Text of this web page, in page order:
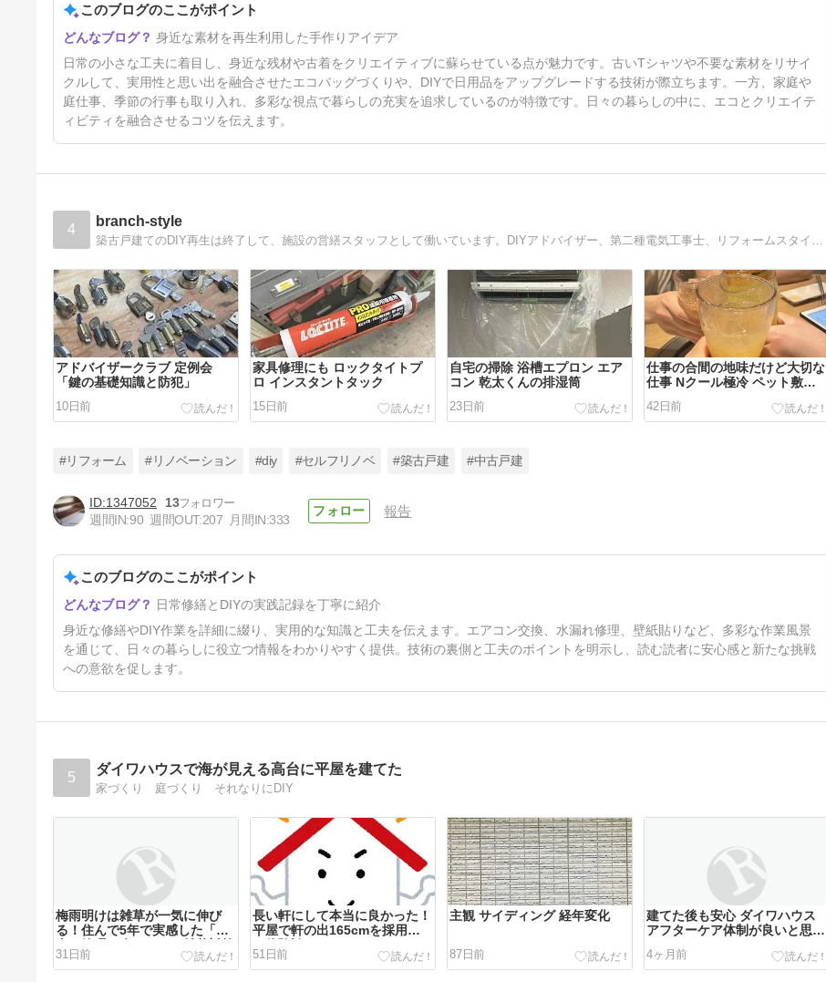
【洗濯機、洗濯棚新調】
42日前
このブログのここがポイント
身近な素材を再生利用した手作りアイデア
日常の小さな工夫に着目し、身近な残材や古着をクリエイティブに蘇らせている点が魅力です。古いTシャツや不要な素材をリサイ
クルして、実用性と思い出を融合させたエコバッグづくりや、DIYで日用品をアップグレードする技術が際立ちます。一方、家庭や
庭仕事、季節の行事も取り入れ、多彩な視点で暮らしの充実を追求しているのが特徴です。日々の暮らしの中に、エコとクリエイテ
ィビティを融合させるコツを伝えます。
4 branch-style
築古戸建てのDIY再生は終了して、施設の営繕スタッフとして働いています。DIYアドバイザー、第二種電気工事士、リフォームスタイリスト1級、宅建合格、賃貸不動産経営管理士、賃貸住宅メンテナンス主任者
アドバイザークラブ 定例会
「鍵の基礎知識と防犯」
10日前
家具修理にも ロックタイトプ
ロ インスタントタック
15日前
自宅の掃除 浴槽エプロン エア
コン 乾太くんの排湿筒
23日前
仕事の合間の地味だけど大切な
仕事 Nクール極冷 ペット敷パ
42日前
のお知らせ
47日前
#リフォーム #リノベーション #diy #セルフリノベ #築古戸建 #中古戸建
1347052
13
週間IN:90 週間OUT:207 月間IN:333
報告
このブログのここがポイント
日常修繕とDIYの実践記録を丁寧に紹介
身近な修繕やDIY作業を詳細に綴り、実用的な知識と工夫を伝えます。エアコン交換、水漏れ修理、壁紙貼りなど、多彩な作業風景
を通じて、日々の暮らしに役立つ情報をわかりやすく提供。技術の裏側と工夫のポイントを明示し、読む読者に安心感と新たな挑戦
への意欲を促します。
5 ダイワハウスで海が見える高台に平屋を建てた
家づくり 庭づくり それなりにDIY
梅雨明けは雑草が一気に伸び
る！住んで5年で実感した「本
当に管理が楽になる」雑草対策
31日前
長い軒にして本当に良かった！
平屋で軒の出165cmを採用し
た体験談
51日前
主観 サイディング 経年変化
87日前
建てた後も安心 ダイワハウス
アフターケア体制が良いと思い
4ヶ月前